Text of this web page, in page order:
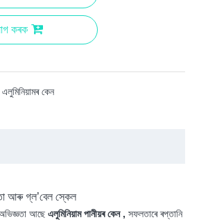
কৰক
কেন
আৰু গ্ল’বেল স্কেল
আছে এলুমিনিয়াম পানীয়ৰ কেন , সফলতাৰে ৰপ্তানি